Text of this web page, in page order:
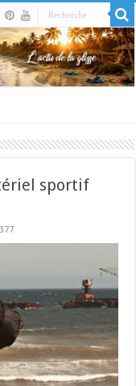
sportif